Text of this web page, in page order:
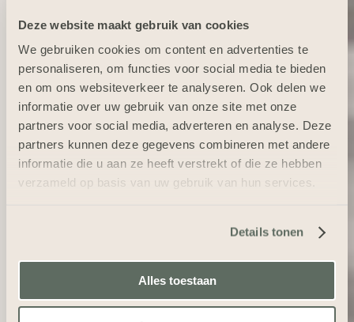
Deze website maakt gebruik van cookies
We gebruiken cookies om content en advertenties te
personaliseren, om functies voor social media te bieden
en om ons websiteverkeer te analyseren. Ook delen we
informatie over uw gebruik van onze site met onze
partners voor social media, adverteren en analyse. Deze
partners kunnen deze gegevens combineren met andere
informatie die u aan ze heeft verstrekt of die ze hebben
verzameld op basis van uw gebruik van hun services.
Details tonen
Alles toestaan